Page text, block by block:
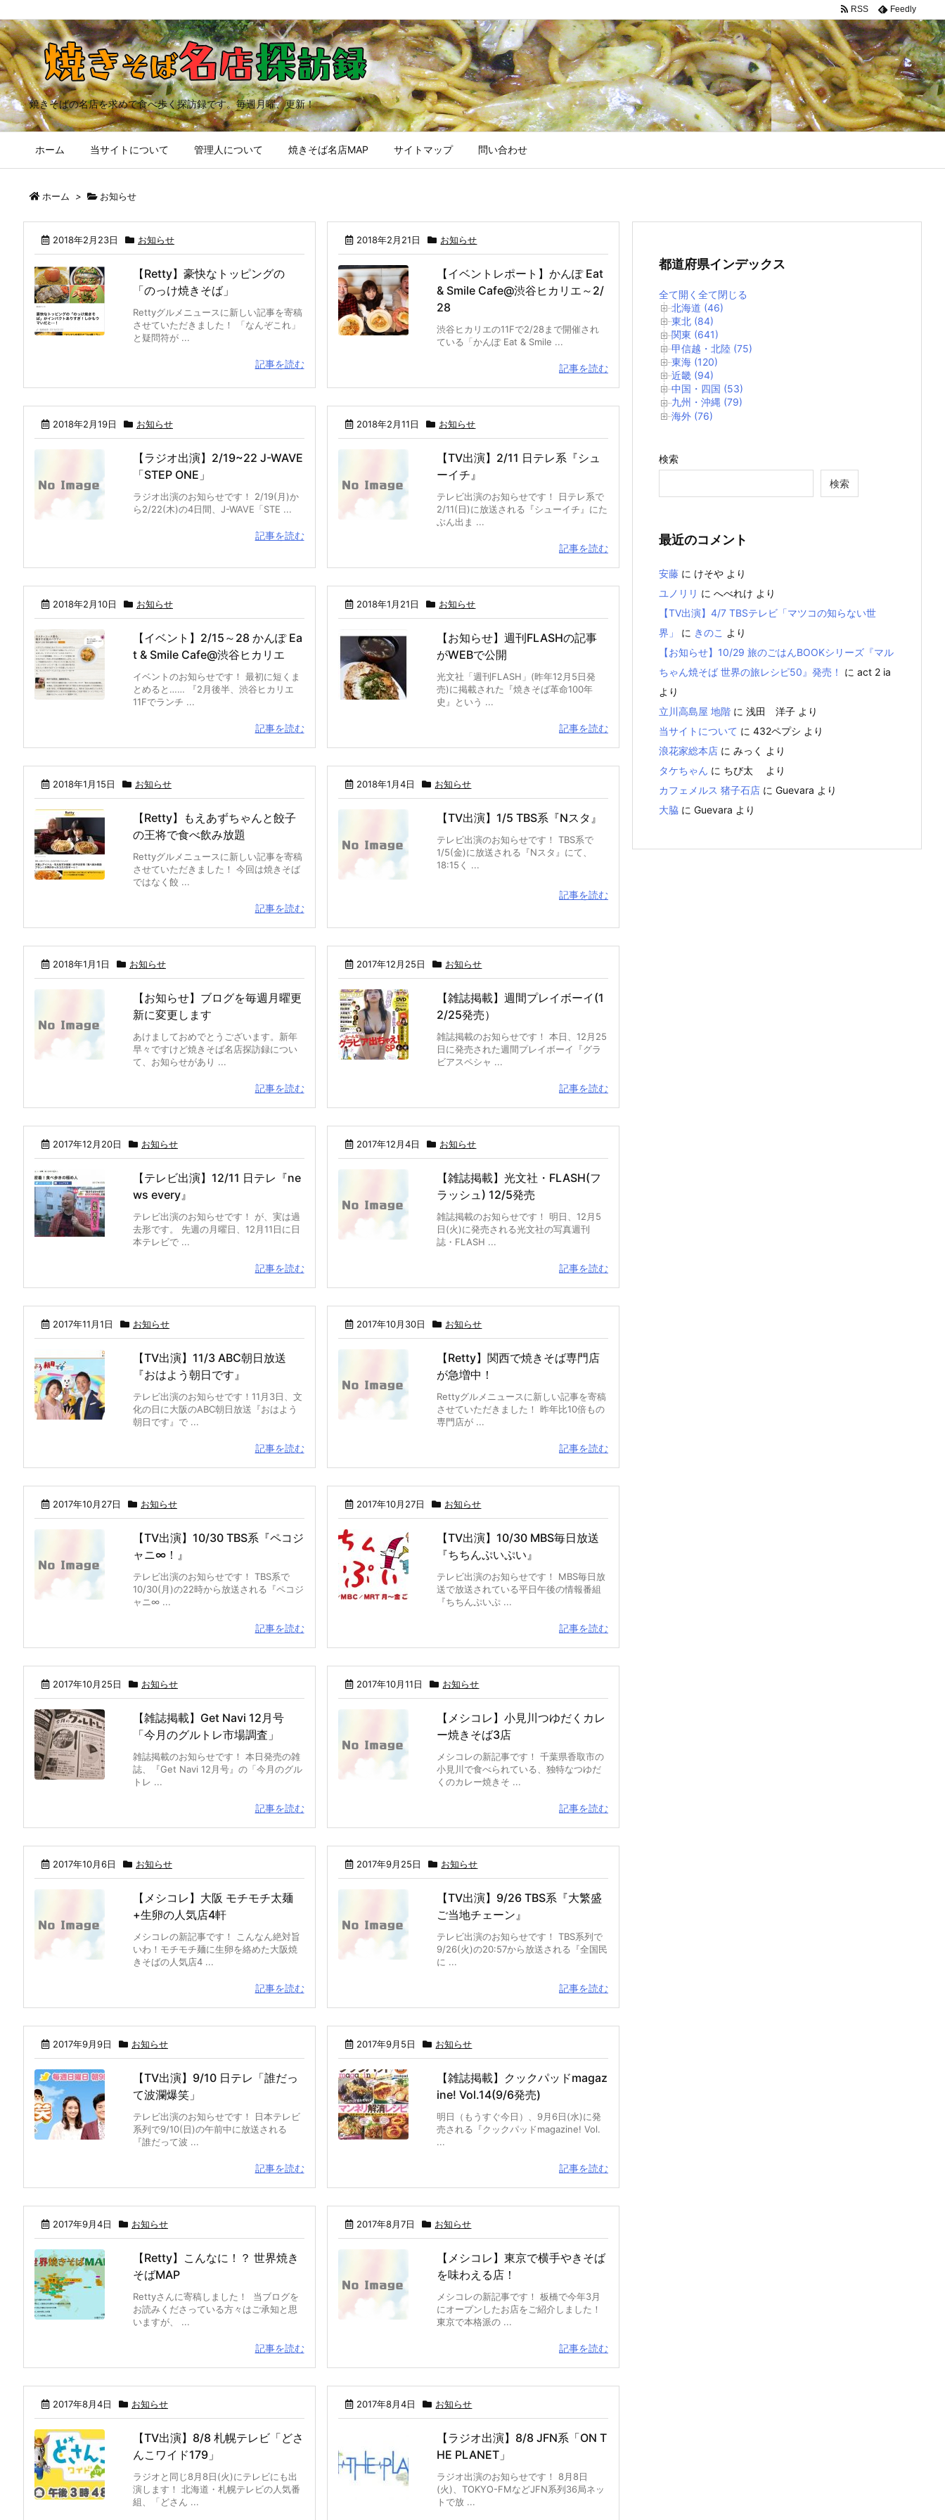
焼きそばの名店を求めて食べ歩く探訪録です。毎週月曜、更新！
ホーム 当サイトについて 管理人について 焼きそば名店MAP サイトマップ 問い合わせ
RSS Feedly
ホーム > お知らせ
2018年2月23日 お知らせ
【Retty】豪快なトッピングの
「のっけ焼きそば」
Rettyグルメニュースに新しい記事を寄稿
させていただきました！ 「なんぞこれ」
と疑問符が ...
記事を読む
2018年2月21日 お知らせ
【イベントレポート】かんぽ Eat
& Smile Cafe@渋谷ヒカリエ～2/
28
渋谷ヒカリエの11Fで2/28まで開催され
ている「かんぽ Eat & Smile ...
記事を読む
2018年2月19日 お知らせ
【ラジオ出演】2/19~22 J-WAVE
「STEP ONE」
ラジオ出演のお知らせです！ 2/19(月)か
ら2/22(木)の4日間、J-WAVE「STE ...
記事を読む
2018年2月11日 お知らせ
【TV出演】2/11 日テレ系『シュ
ーイチ』
テレビ出演のお知らせです！ 日テレ系で
2/11(日)に放送される『シューイチ』にた
ぶん出ま ...
記事を読む
2018年2月10日 お知らせ
【イベント】2/15～28 かんぽ Ea
t & Smile Cafe@渋谷ヒカリエ
イベントのお知らせです！ 最初に短くま
とめると…… 『2月後半、渋谷ヒカリエ
11Fでランチ ...
記事を読む
2018年1月21日 お知らせ
【お知らせ】週刊FLASHの記事
がWEBで公開
光文社「週刊FLASH」(昨年12月5日発
売)に掲載された『焼きそば革命100年
史』という ...
記事を読む
2018年1月15日 お知らせ
【Retty】もえあずちゃんと餃子
の王将で食べ飲み放題
Rettyグルメニュースに新しい記事を寄稿
させていただきました！ 今回は焼きそば
ではなく餃 ...
記事を読む
2018年1月4日 お知らせ
【TV出演】1/5 TBS系『Nスタ』
テレビ出演のお知らせです！ TBS系で
1/5(金)に放送される『Nスタ』にて、
18:15く ...
記事を読む
2018年1月1日 お知らせ
【お知らせ】ブログを毎週月曜更
新に変更します
あけましておめでとうございます。新年
早々ですけど焼きそば名店探訪録につい
て、お知らせがあり ...
記事を読む
2017年12月25日 お知らせ
【雑誌掲載】週間プレイボーイ(1
2/25発売）
雑誌掲載のお知らせです！ 本日、12月25
日に発売された週間プレイボーイ『グラ
ビアスペシャ ...
記事を読む
2017年12月20日 お知らせ
【テレビ出演】12/11 日テレ『ne
ws every』
テレビ出演のお知らせです！ が、実は過
去形です。 先週の月曜日、12月11日に日
本テレビで ...
記事を読む
2017年12月4日 お知らせ
【雑誌掲載】光文社・FLASH(フ
ラッシュ) 12/5発売
雑誌掲載のお知らせです！ 明日、12月5
日(火)に発売される光文社の写真週刊
誌・FLASH ...
記事を読む
2017年11月1日 お知らせ
【TV出演】11/3 ABC朝日放送
『おはよう朝日です』
テレビ出演のお知らせです！11月3日、文
化の日に大阪のABC朝日放送『おはよう
朝日です』で ...
記事を読む
2017年10月30日 お知らせ
【Retty】関西で焼きそば専門店
が急増中！
Rettyグルメニュースに新しい記事を寄稿
させていただきました！ 昨年比10倍もの
専門店が ...
記事を読む
2017年10月27日 お知らせ
【TV出演】10/30 TBS系『ペコジ
ャニ∞！』
テレビ出演のお知らせです！ TBS系で
10/30(月)の22時から放送される『ペコジ
ャニ∞ ...
記事を読む
2017年10月27日 お知らせ
【TV出演】10/30 MBS毎日放送
『ちちんぷいぷい』
テレビ出演のお知らせです！ MBS毎日放
送で放送されている平日午後の情報番組
『ちちんぷいぷ ...
記事を読む
2017年10月25日 お知らせ
【雑誌掲載】Get Navi 12月号
「今月のグルトレ市場調査」
雑誌掲載のお知らせです！ 本日発売の雑
誌、『Get Navi 12月号』の「今月のグル
トレ ...
記事を読む
2017年10月11日 お知らせ
【メシコレ】小見川つゆだくカレ
ー焼きそば3店
メシコレの新記事です！ 千葉県香取市の
小見川で食べられている、独特なつゆだ
くのカレー焼きそ ...
記事を読む
2017年10月6日 お知らせ
【メシコレ】大阪 モチモチ太麺
+生卵の人気店4軒
メシコレの新記事です！ こんなん絶対旨
いわ！モチモチ麺に生卵を絡めた大阪焼
きそばの人気店4 ...
記事を読む
2017年9月25日 お知らせ
【TV出演】9/26 TBS系『大繁盛
ご当地チェーン』
テレビ出演のお知らせです！ TBS系列で
9/26(火)の20:57から放送される『全国民
に ...
記事を読む
2017年9月9日 お知らせ
【TV出演】9/10 日テレ「誰だっ
て波瀾爆笑」
テレビ出演のお知らせです！ 日本テレビ
系列で9/10(日)の午前中に放送される
『誰だって波 ...
記事を読む
2017年9月5日 お知らせ
【雑誌掲載】クックパッドmagaz
ine! Vol.14(9/6発売)
明日（もうすぐ今日）、9月6日(水)に発
売される『クックパッドmagazine! Vol.
...
記事を読む
2017年9月4日 お知らせ
【Retty】こんなに！？ 世界焼き
そばMAP
Rettyさんに寄稿しました！ 当ブログを
お読みくださっている方々はご承知と思
いますが、 ...
記事を読む
2017年8月7日 お知らせ
【メシコレ】東京で横手やきそば
を味わえる店！
メシコレの新記事です！ 板橋で今年3月
にオープンしたお店をご紹介しました！
東京で本格派の ...
記事を読む
2017年8月4日 お知らせ
【TV出演】8/8 札幌テレビ「どさ
んこワイド179」
ラジオと同じ8月8日(火)にテレビにも出
演します！ 北海道・札幌テレビの人気番
組、「どさん ...
2017年8月4日 お知らせ
【ラジオ出演】8/8 JFN系「ON T
HE PLANET」
ラジオ出演のお知らせです！ 8月8日
(火)、TOKYO-FMなどJFN系列36局ネッ
トで放 ...
都道府県インデックス
全て開く 全て閉じる
北海道 (46)
東北 (84)
関東 (641)
甲信越・北陸 (75)
東海 (120)
近畿 (94)
中国・四国 (53)
九州・沖縄 (79)
海外 (76)
検索
検索
最近のコメント
安藤 に けそや より
ユノリリ に へべれけ より
【TV出演】4/7 TBSテレビ「マツコの知らない世
界」
に きのこ より
【お知らせ】10/29 旅のごはんBOOKシリーズ『マル
ちゃん焼そば 世界の旅レシピ50』発売！
に act 2 ia
より
立川高島屋 地階 に 浅田 洋子 より
当サイトについて に 432ペプシ より
浪花家総本店 に みっく
より
タケちゃん に ちび太
より
カフェメルス 猪子石店 に Guevara より
大脇 に Guevara より